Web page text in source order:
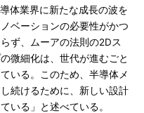
体業界に新たな成長の波を
ベーションの必要性がかつ
ず、ムーアの法則の2Dス
微細化は、世代が進むごと
いる。このため、半導体メ
続けるために、新しい設計
いる」と述べている。